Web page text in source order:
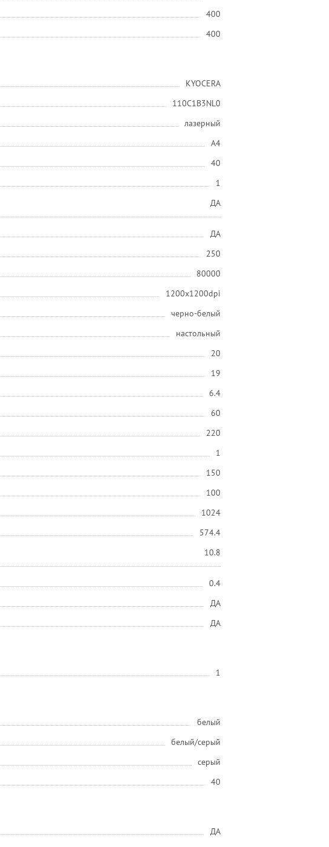
400
400
KYOCERA
110C1B3NL0
лазерный
A4
40
1
ДА
ДА
250
80000
1200x1200dpi
черно-белый
настольный
20
19
6.4
60
220
1
150
100
1024
574.4
10.8
0.4
ДА
ДА
1
белый
белый/серый
серый
40
ДА